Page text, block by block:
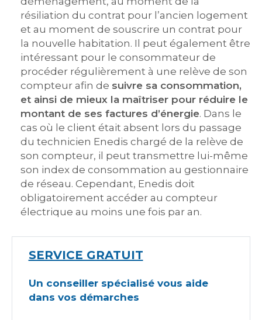
résiliation du contrat pour l’ancien logement
et au moment de souscrire un contrat pour
la nouvelle habitation. Il peut également être
intéressant pour le consommateur de
procéder régulièrement à une relève de son
compteur afin de suivre sa consommation,
et ainsi de mieux la maîtriser pour réduire le
montant de ses factures d’énergie. Dans le
cas où le client était absent lors du passage
du technicien Enedis chargé de la relève de
son compteur, il peut transmettre lui-même
son index de consommation au gestionnaire
de réseau. Cependant, Enedis doit
obligatoirement accéder au compteur
électrique au moins une fois par an.
SERVICE GRATUIT
Un conseiller spécialisé vous aide
dans vos démarches